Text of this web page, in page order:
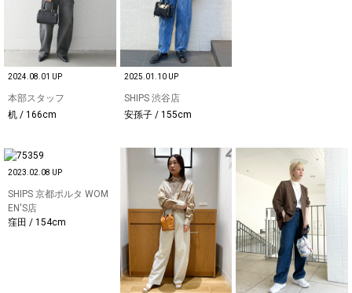
2024.08.01 UP
本部スタッフ
机 / 166cm
2025.01.10 UP
SHIPS 渋谷店
安孫子 / 155cm
2023.02.08 UP
SHIPS 京都ポルタ WOM
EN'S店
窪田 / 154cm